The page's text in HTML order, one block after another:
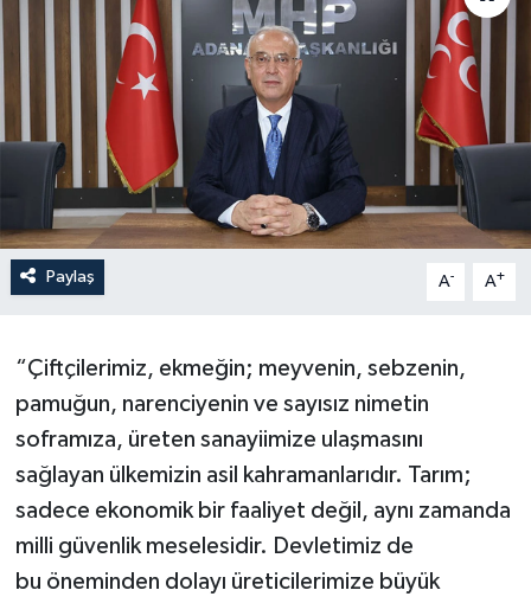
Paylaş A- A+
“Çiftçilerimiz, ekmeğin; meyvenin, sebzenin,
pamuğun, narenciyenin ve sayısız nimetin
soframıza, üreten sanayiimize ulaşmasını
sağlayan ülkemizin asil kahramanlarıdır. Tarım;
sadece ekonomik bir faaliyet değil, aynı zamanda
milli güvenlik meselesidir. Devletimiz de
bu öneminden dolayı üreticilerimize büyük